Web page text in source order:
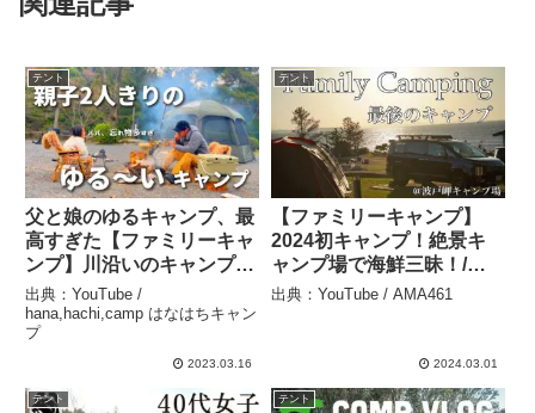
テント
父と娘のゆるキャンプ、最
高すぎた【ファミリーキャ
ンプ】川沿いのキャンプ
場/5歳/캠핑/EcoFlow
RIVER2 Max/ビバドームシ
ェルター –
hana,hachi,camp はなは
ちキャンプ
出典：YouTube /
hana,hachi,camp はなはちキャン
プ
2023.03.16
テント
【ファミリーキャンプ】
2024初キャンプ！絶景キ
ャンプ場で海鮮三昧！/波
戸岬キャンプ場/ファミリ
出典：YouTube / AMA461
2024.03.01
テント テント